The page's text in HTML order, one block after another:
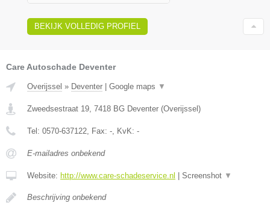
BEKIJK VOLLEDIG PROFIEL
Care Autoschade Deventer
Overijssel » Deventer Google maps ▼
Zweedsestraat 19 7418 BG Deventer (Overijssel )
Tel: 0570-637122 , Fax: - , KvK: -
E-mailadres onbekend
Website: http://www.care-schadeservice.nl Screenshot ▼
Beschrijving onbekend